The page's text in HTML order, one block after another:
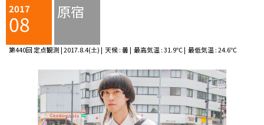
2017
08 原宿
第440回 定点観測 | 2017.8.4(土) | 天候 : 曇 | 最高気温 : 31.9℃ | 最低気温 : 24.6℃